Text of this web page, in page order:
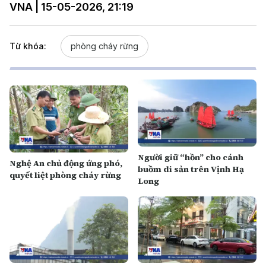
VNA | 15-05-2026, 21:19
Từ khóa: phòng cháy rừng
Nghệ An chủ động ứng phó,
quyết liệt phòng cháy rừng
Người giữ “hồn” cho cánh
buồm di sản trên Vịnh Hạ
Long